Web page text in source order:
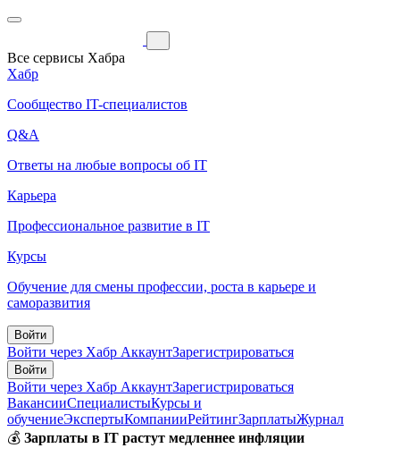
Все сервисы Хабра
Хабр
Сообщество IT-специалистов
Q&A
Ответы на любые вопросы об IT
Карьера
Профессиональное развитие в IT
Курсы
Обучение для смены профессии, роста в карьере и
саморазвития
Войти
Войти через Хабр АккаунтЗарегистрироваться
Войти
Войти через Хабр АккаунтЗарегистрироваться
ВакансииСпециалистыКурсы и
обучениеЭкспертыКомпанииРейтингЗарплатыЖурнал
💰 Зарплаты в IT растут медленнее инфляции